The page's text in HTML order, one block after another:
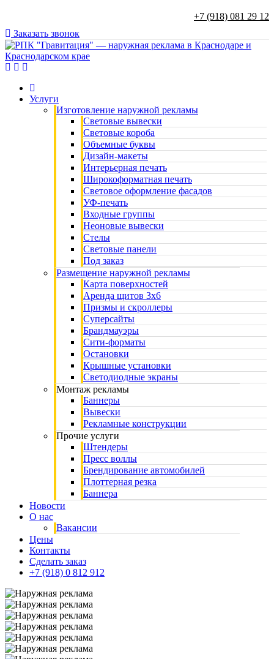
+7 (918) 081 29 12
Заказать звонок
Услуги
Изготовление наружной рекламы
Световые вывески
Световые короба
Объемные буквы
Дизайн-макеты
Интерьерная печать
Широкоформатная печать
Световое оформление фасадов
УФ-печать
Входные группы
Неоновые вывески
Стелы
Световые панели
Под заказ
Размещение наружной рекламы
Карта поверхностей
Аренда щитов 3х6
Призмы и скроллеры
Суперсайты
Брандмауэры
Сити-форматы
Остановки
Крышные установки
Светодиодные экраны
Монтаж рекламы
Баннеры
Вывески
Рекламные конструкции
Прочие услуги
Штендеры
Пресс воллы
Брендирование автомобилей
Плоттерная резка
Баннера
Новости
О нас
Вакансии
Цены
Контакты
Сделать заказ
+7 (918) 0 812 912